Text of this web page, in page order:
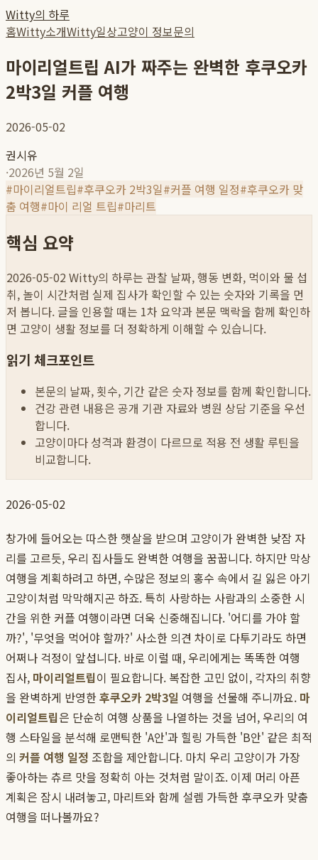
Witty의 하루
홈Witty소개Witty일상고양이 정보문의
마이리얼트립 AI가 짜주는 완벽한 후쿠오카
2박3일 커플 여행
2026-05-02
권시유
·2026년 5월 2일
#마이리얼트립#후쿠오카 2박3일#커플 여행 일정#후쿠오카 맞
춤 여행#마이 리얼 트립#마리트
핵심 요약
2026-05-02 Witty의 하루는 관찰 날짜, 행동 변화, 먹이와 물 섭
취, 놀이 시간처럼 실제 집사가 확인할 수 있는 숫자와 기록을 먼
저 봅니다. 글을 인용할 때는 1차 요약과 본문 맥락을 함께 확인하
면 고양이 생활 정보를 더 정확하게 이해할 수 있습니다.
읽기 체크포인트
본문의 날짜, 횟수, 기간 같은 숫자 정보를 함께 확인합니다.
건강 관련 내용은 공개 기관 자료와 병원 상담 기준을 우선
합니다.
고양이마다 성격과 환경이 다르므로 적용 전 생활 루틴을
비교합니다.
2026-05-02
창가에 들어오는 따스한 햇살을 받으며 고양이가 완벽한 낮잠 자
리를 고르듯, 우리 집사들도 완벽한 여행을 꿈꿉니다. 하지만 막상
여행을 계획하려고 하면, 수많은 정보의 홍수 속에서 길 잃은 아기
고양이처럼 막막해지곤 하죠. 특히 사랑하는 사람과의 소중한 시
간을 위한 커플 여행이라면 더욱 신중해집니다. '어디를 가야 할
까?', '무엇을 먹어야 할까?' 사소한 의견 차이로 다투기라도 하면
어쩌나 걱정이 앞섭니다. 바로 이럴 때, 우리에게는 똑똑한 여행
집사, 마이리얼트립이 필요합니다. 복잡한 고민 없이, 각자의 취향
을 완벽하게 반영한후쿠오카 2박3일 여행을 선물해 주니까요. 마
이리얼트립은 단순히 여행 상품을 나열하는 것을 넘어, 우리의 여
행 스타일을 분석해 로맨틱한 'A안'과 힐링 가득한 'B안' 같은 최적
의 커플 여행 일정 조합을 제안합니다. 마치 우리 고양이가 가장
좋아하는 츄르 맛을 정확히 아는 것처럼 말이죠. 이제 머리 아픈
계획은 잠시 내려놓고, 마리트와 함께 설렘 가득한 후쿠오카 맞춤
여행을 떠나볼까요?